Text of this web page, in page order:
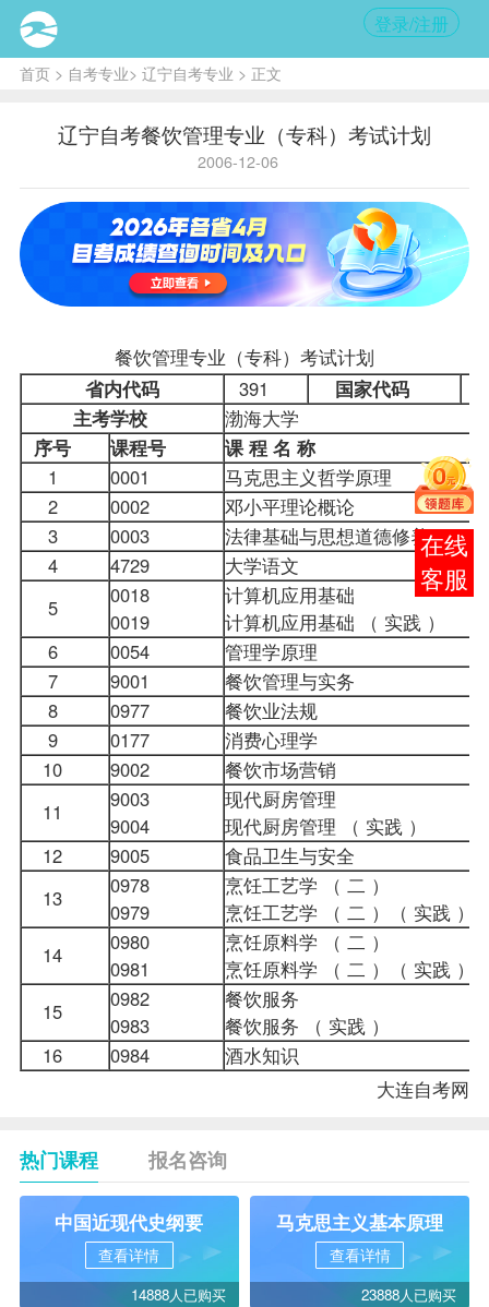
登录/注册
首页> 自考专业> 辽宁自考专业 > 正文
辽宁自考餐饮管理专业（专科）考试计划
2006-12-06
餐饮管理专业（专科）考试计划
省内代码 391 国家代码
主考学校
渤海大学
序号
课程号 课 程 名 称
1
0001
马克思主义哲学原理
2
0002
邓小平理论概论
3
0003
法律基础与思想道德修养
4
4729
大学语文
5
0018
0019
计算机应用基础
计算机应用基础 （ 实践 ）
6
0054
管理学原理
7
9001
餐饮管理与实务
8
0977
餐饮业法规
9
0177
消费心理学
10
9002
餐饮市场营销
11
9003
9004
现代厨房管理
现代厨房管理 （ 实践 ）
12
9005
食品卫生与安全
13
0978
0979
烹饪工艺学 （ 二 ）
烹饪工艺学 （ 二 ）（ 实践
14
0980
0981
烹饪原料学 （ 二 ）
烹饪原料学 （ 二 ）（ 实践
15
0982
0983
餐饮服务
餐饮服务 （ 实践 ）
16
0984 酒水知识
大连自考网
热门课程 报名咨询
中国近现代史纲要
查看详情
14888人已购买
马克思主义基本原理
查看详情
23888人已购买
报考
咨询